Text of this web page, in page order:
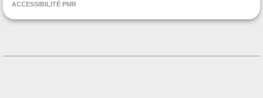
ACCESSIBILITÉ PMR